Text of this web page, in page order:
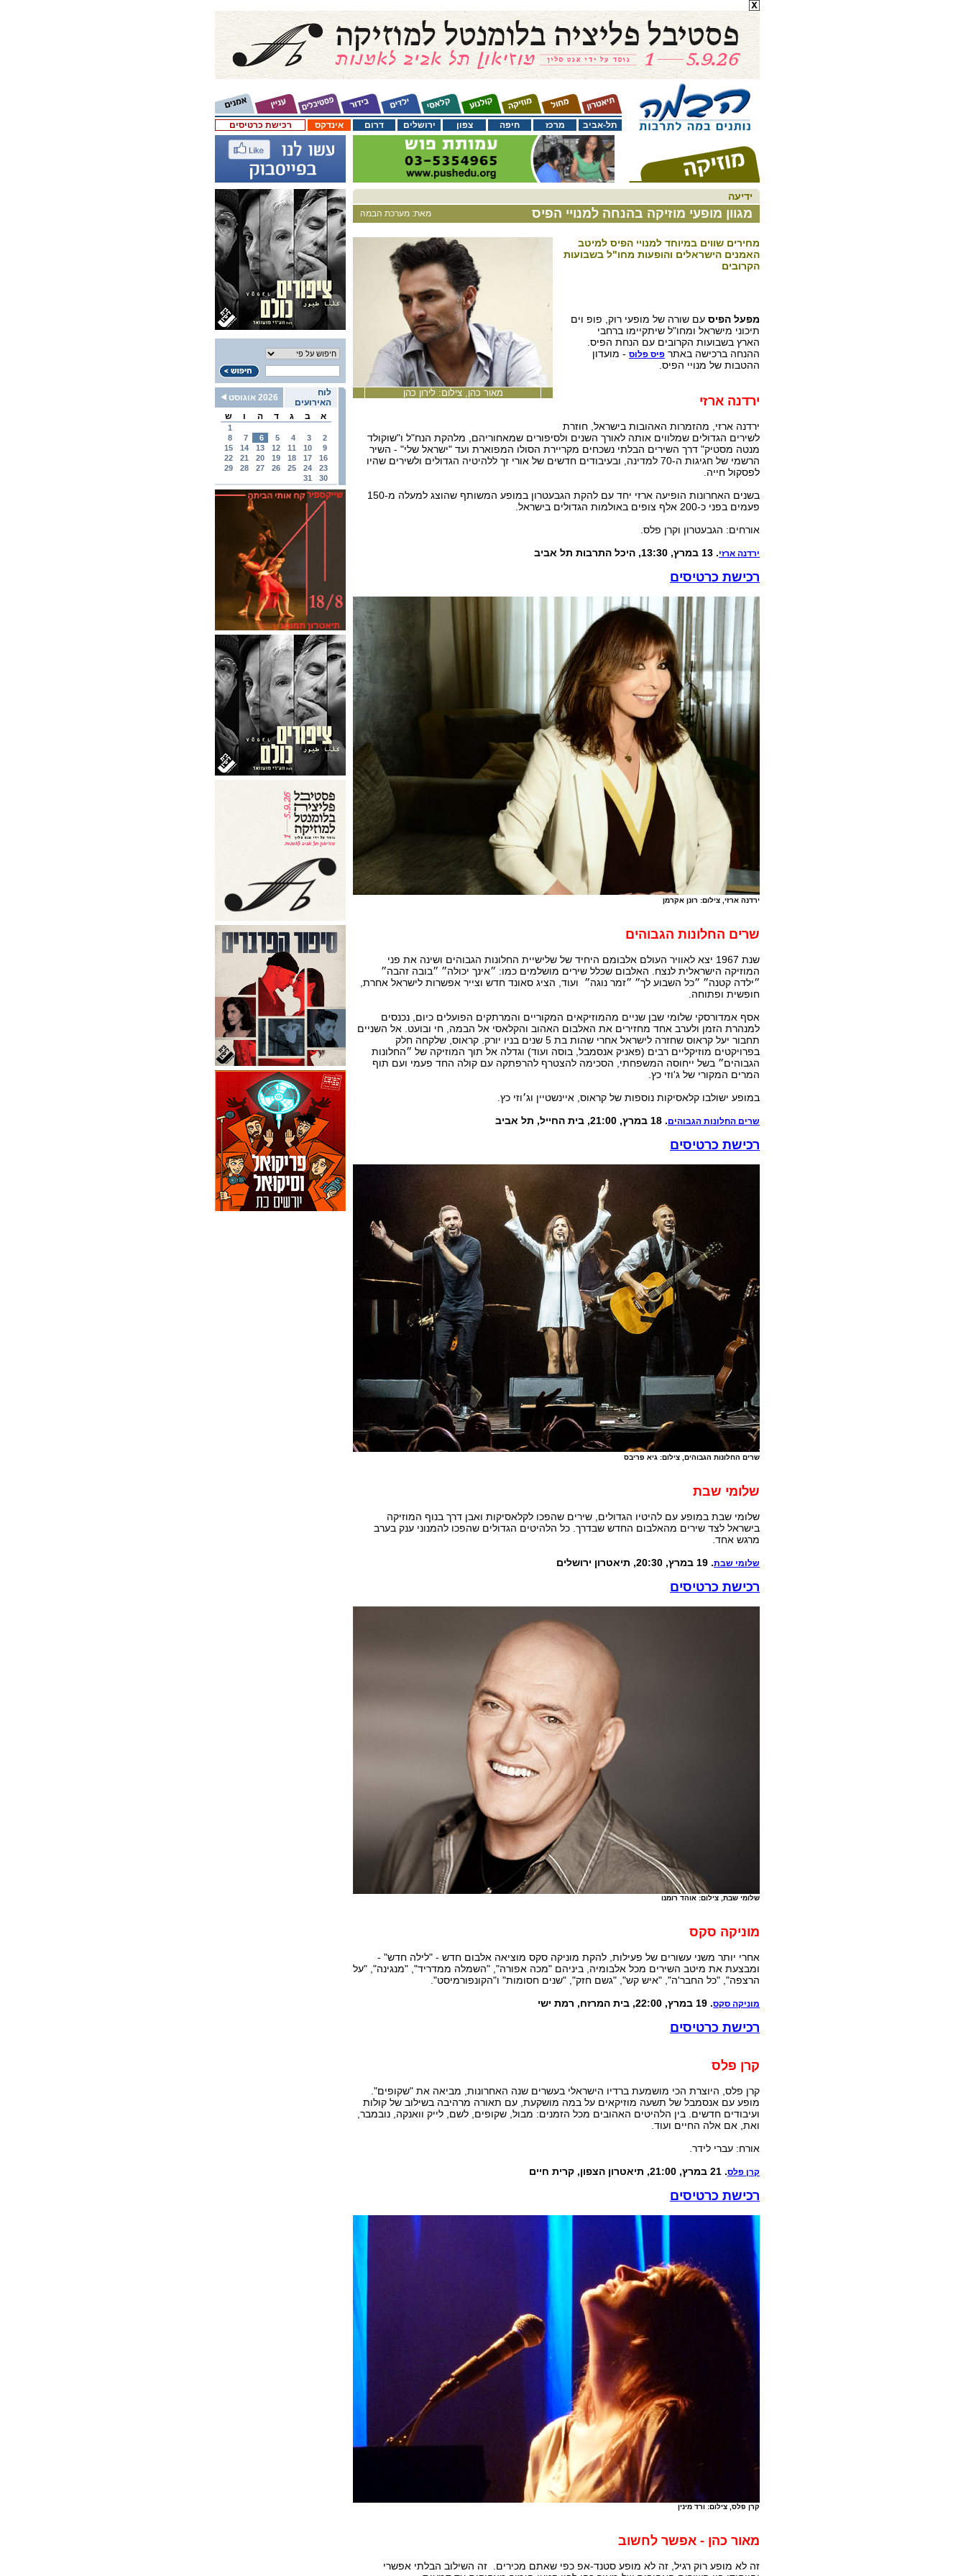
רכישת כרטיסים אינדקס דרום ירושלים צפון חיפה מרכז תל-אביב
לוח
האירועים
2026 אוגוסט
א
ב ג ד ה ו ש
1
2
3
4
5
6
7
8
9
10
11
12
13
14
15
16
17
18
19
20
21
22
23
24
25
26
27
28
29
30
31
ידיעה
מאת: מערכת הבמה מגוון מופעי מוזיקה בהנחה למנויי הפיס
מאור כהן, צילום: לירון כהן
מחירים שווים במיוחד למנויי הפיס למיטב
האמנים הישראלים והופעות מחו"ל בשבועות
הקרובים
מפעל הפיס עם שורה של מופעי רוק, פופ וים
תיכוני מישראל ומחו"ל שיתקיימו ברחבי
הארץ בשבועות הקרובים עם הנחת הפיס.
ההנחה ברכישה באתר פיס פלוס - מועדון
ההטבות של מנויי הפיס.
ירדנה ארזי
ירדנה ארזי, מהזמרות האהובות בישראל, חוזרת
לשירים הגדולים שמלווים אותה לאורך השנים ולסיפורים שמאחוריהם, מלהקת הנח"ל ו"שוקולד
מנטה מסטיק" דרך השירים הבלתי נשכחים מקריירת הסולו המפוארת ועד "ישראל שלי" - השיר
הרשמי של חגיגות ה-70 למדינה, ובעיבודים חדשים של אורי זך ללהיטיה הגדולים ולשירים שהיו
לפסקול חייה.
בשנים האחרונות הופיעה ארזי יחד עם להקת הגבעטרון במופע המשותף שהוצג למעלה מ-150
פעמים בפני כ-200 אלף צופים באולמות הגדולים בישראל.
אורחים: הגבעטרון וקרן פלס.
ירדנה ארזי. 13 במרץ, 13:30, היכל התרבות תל אביב
רכישת כרטיסים
ירדנה ארזי, צילום: רונן אקרמן
שרים החלונות הגבוהים
שנת 1967 יצא לאוויר העולם אלבומם היחיד של שלישיית החלונות הגבוהים ושינה את פני
המוזיקה הישראלית לנצח. האלבום שכלל שירים מושלמים כמו: ״אינך יכולה״ ״בובה זהבה״
״ילדה קטנה״ ״כל השבוע לך״ ״זמר נוגה״ ועוד, הציג סאונד חדש וצייר אפשרות לישראל אחרת,
חופשית ופתוחה.
אסף אמדורסקי שלומי שבן שניים מהמוזיקאים המקוריים והמרתקים הפועלים כיום, נכנסים
למנהרת הזמן ולערב אחד מחזירים את האלבום האהוב והקלאסי אל הבמה, חי ובועט. אל השניים
תחבור יעל קראוס שחזרה לישראל אחרי שהות בת 5 שנים בניו יורק. קראוס, שלקחה חלק
בפרויקטים מוזיקליים רבים (פאניק אנסמבל, בוסה ועוד) וגדלה אל תוך המוזיקה של ״החלונות
הגבוהים״ בשל ייחוסה המשפחתי, הסכימה להצטרף להרפתקה עם קולה החד פעמי ועם תוף
המרים המקורי של ג'וזי כץ.
במופע ישולבו קלאסיקות נוספות של קראוס, איינשטיין וג׳וזי כץ.
שרים החלונות הגבוהים. 18 במרץ, 21:00, בית החייל, תל אביב
רכישת כרטיסים
שרים החלונות הגבוהים, צילום: גיא פריבס
שלומי שבת
שלומי שבת במופע עם להיטיו הגדולים, שירים שהפכו לקלאסיקות ואבן דרך בנוף המוזיקה
בישראל לצד שירים מהאלבום החדש שבדרך. כל הלהיטים הגדולים שהפכו להמנוני ענק בערב
מרגש אחד.
שלומי שבת. 19 במרץ, 20:30, תיאטרון ירושלים
רכישת כרטיסים
שלומי שבת, צילום: אוהד רומנו
מוניקה סקס
אחרי יותר משני עשורים של פעילות, להקת מוניקה סקס מוציאה אלבום חדש - "לילה חדש" -
ומבצעת את מיטב השירים מכל אלבומיה, ביניהם "מכה אפורה", "השמלה ממדריד", "מנגינה", "על
הרצפה", "כל החבר'ה", "איש קש", "גשם חזק", "שנים חסומות" ו"הקונפורמיסט".
מוניקה סקס. 19 במרץ, 22:00, בית המרזח, רמת ישי
רכישת כרטיסים
קרן פלס
קרן פלס, היוצרת הכי מושמעת ברדיו הישראלי בעשרים שנה האחרונות, מביאה את "שקופים".
מופע עם אנסמבל של תשעה מוזיקאים על במה מושקעת, עם תאורה מרהיבה בשילוב של קולות
ועיבודים חדשים. בין הלהיטים האהובים מכל הזמנים: מבול, שקופים, לשם, לייק וואנקה, נובמבר,
ואת, אם אלה החיים ועוד.
אורח: עברי לידר.
קרן פלס. 21 במרץ, 21:00, תיאטרון הצפון, קרית חיים
רכישת כרטיסים
קרן פלס, צילום: ורד מינין
מאור כהן - אפשר לחשוב
זה לא מופע רוק רגיל, זה לא מופע סטנד-אפ כפי שאתם מכירים. זה השילוב הבלתי אפשרי